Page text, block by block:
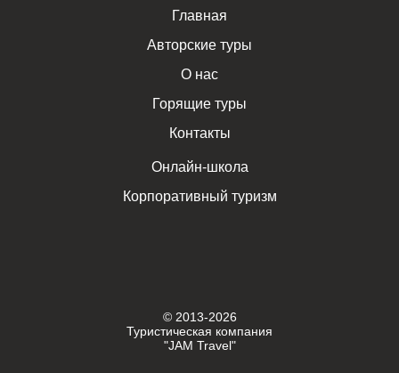
© 2013-2026
Туристическая компания
"JAM Travel"
Главная
Авторские туры
О нас
Горящие туры
Контакты
Онлайн-школа
Корпоративный туризм